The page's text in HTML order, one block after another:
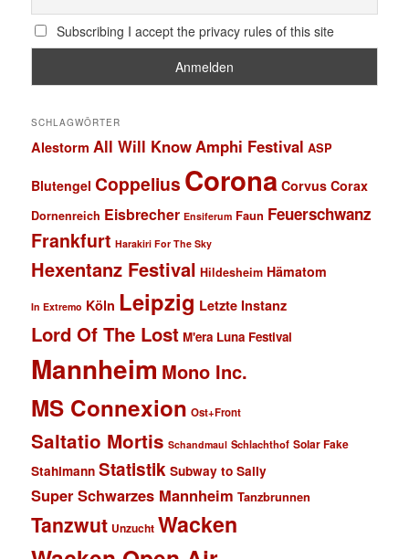
Subscribing I accept the privacy rules of this site
SCHLAGWÖRTER
Alestorm All Will Know Amphi Festival ASP
Blutengel Coppelius Corona Corvus Corax
Dornenreich Eisbrecher Ensiferum Faun Feuerschwanz
Frankfurt Harakiri For The Sky
Hexentanz Festival Hildesheim Hämatom
In Extremo Köln Leipzig Letzte Instanz
Lord Of The Lost M'era Luna Festival
Mannheim Mono Inc.
MS Connexion Ost+Front
Saltatio Mortis Schandmaul Schlachthof Solar Fake
Stahlmann Statistik Subway to Sally
Super Schwarzes Mannheim Tanzbrunnen
Tanzwut Unzucht Wacken